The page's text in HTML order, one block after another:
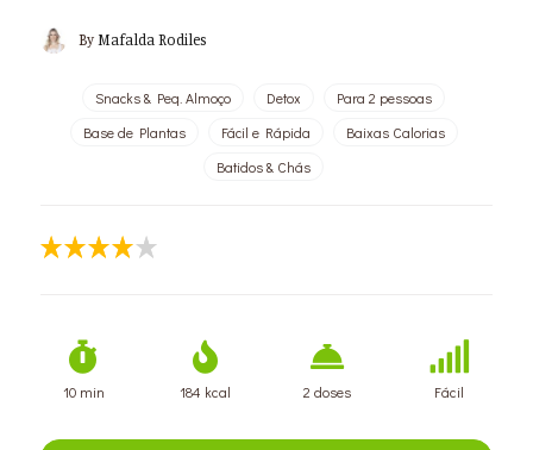
By Mafalda Rodiles
Snacks & Peq. Almoço Detox
Para 2 pessoas
Base de Plantas
Fácil e Rápida
Baixas Calorias
Batidos & Chás
10 min 184 kcal 2 doses Fácil